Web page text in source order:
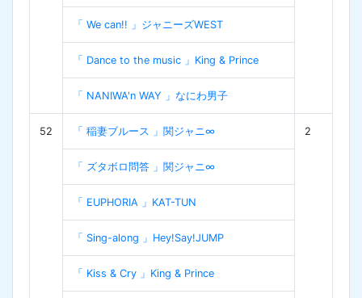
「 We can!! 」ジャニーズWEST
「 Dance to the music 」King & Prince
「 NANIWA'n WAY 」なにわ男子
52 「 稲妻ブルース 」関ジャニ∞ 2
「 ズタボロ問答 」関ジャニ∞
「 EUPHORIA 」KAT-TUN
「 Sing-along 」Hey!Say!JUMP
「 Kiss & Cry 」King & Prince